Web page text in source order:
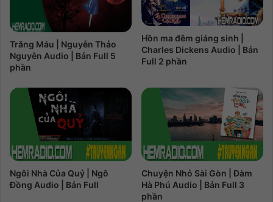
Trăng Máu | Nguyễn Thảo
Nguyên Audio | Bản Full 5
phần
Hồn ma đêm giáng sinh |
Charles Dickens Audio | Bản
Full 2 phần
Ngôi Nhà Của Quỷ | Ngô
Đồng Audio | Bản Full
Chuyện Nhỏ Sài Gòn | Đàm
Hà Phú Audio | Bản Full 3
phần